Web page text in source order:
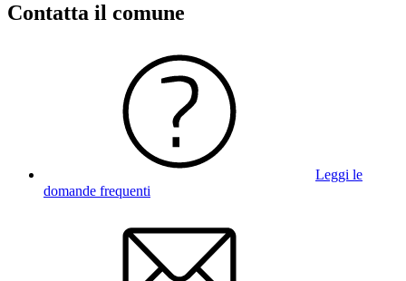
Contatta il comune
Leggi le
domande frequenti